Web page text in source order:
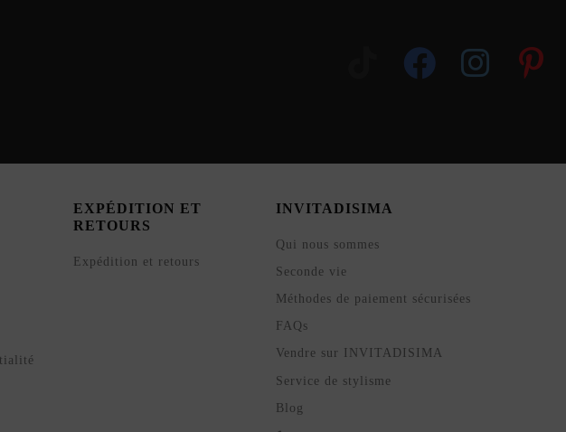
EXPÉDITION ET
RETOURS
Expédition et retours
INVITADISIMA
Qui nous sommes
Seconde vie
Méthodes de paiement sécurisées
FAQs
Vendre sur INVITADISIMA
Service de stylisme
Blog